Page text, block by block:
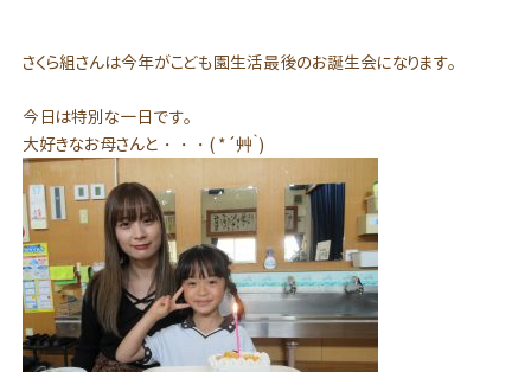
さくら組さんは今年がこども園生活最後のお誕生会になります。
今日は特別な一日です。
大好きなお母さんと・・・( *´艸｀)